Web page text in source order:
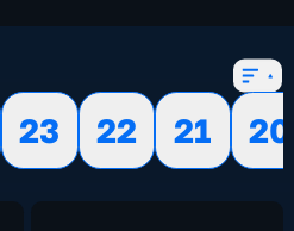
23 22 21
20